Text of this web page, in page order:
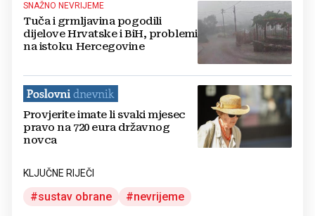
SNAŽNO NEVRIJEME
Tuča i grmljavina pogodili
dijelove Hrvatske i BiH, problemi
na istoku Hercegovine
Provjerite imate li svaki mjesec
pravo na 720 eura državnog
novca
KLJUČNE RIJEČI
sustav obrane nevrijeme